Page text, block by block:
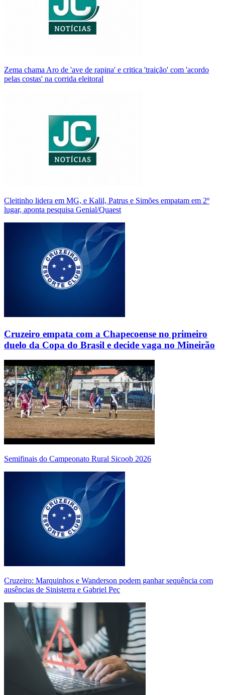
Zema chama Aro de 'ave de rapina' e critica 'traição' com 'acordo
pelas costas' na corrida eleitoral
Cleitinho lidera em MG, e Kalil, Patrus e Simões empatam em 2º
lugar, aponta pesquisa Genial/Quaest
Cruzeiro empata com a Chapecoense no primeiro
duelo da Copa do Brasil e decide vaga no Mineirão
Semifinais do Campeonato Rural Sicoob 2026
Cruzeiro: Marquinhos e Wanderson podem ganhar sequência com
ausências de Sinisterra e Gabriel Pec